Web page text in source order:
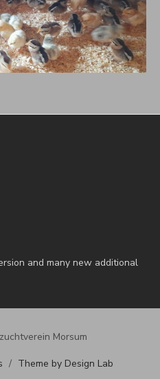
and many new additional
Morsum
/ Theme by Design Lab